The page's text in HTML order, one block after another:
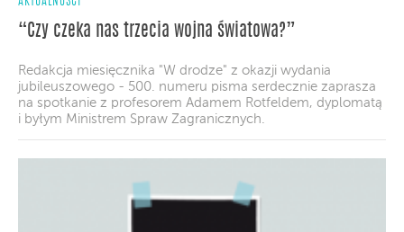
“Czy czeka nas trzecia wojna światowa?”
Redakcja miesięcznika "W drodze" z okazji wydania
jubileuszowego - 500. numeru pisma serdecznie zaprasza
na spotkanie z profesorem Adamem Rotfeldem, dyplomatą
i byłym Ministrem Spraw Zagranicznych.